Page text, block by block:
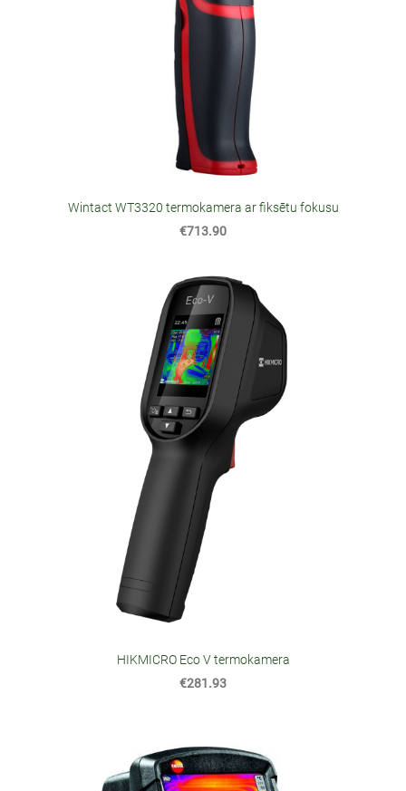
Wintact WT3320 termokamera ar fiksētu fokusu
€713.90
HIKMICRO Eco V termokamera
€281.93